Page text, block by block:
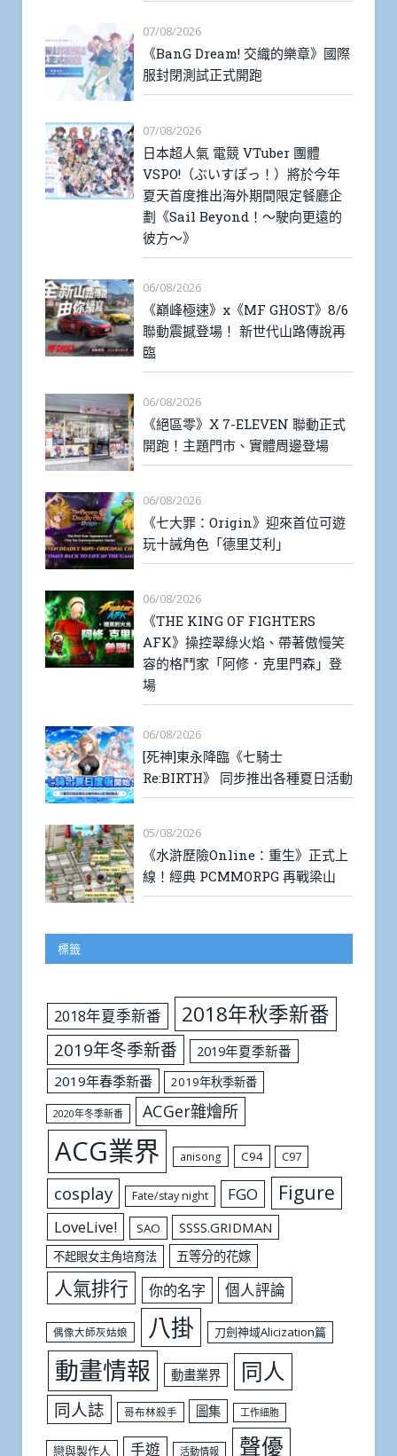
07/08/2026
《BanG Dream! 交織的樂章》國際
服封閉測試正式開跑
07/08/2026
日本超人氣 電競 VTuber 團體
VSPO!（ぶいすぽっ！）將於今年
夏天首度推出海外期間限定餐廳企
劃《Sail Beyond！～駛向更遠的
彼方～》
06/08/2026
《巔峰極速》x《MF GHOST》8/6
聯動震撼登場！ 新世代山路傳說再
臨
06/08/2026
《絕區零》X 7-ELEVEN 聯動正式
開跑！主題門市、實體周邊登場
06/08/2026
《七大罪：Origin》迎來首位可遊
玩十誡角色「德里艾利」
06/08/2026
《THE KING OF FIGHTERS
AFK》操控翠綠火焰、帶著傲慢笑
容的格鬥家「阿修．克里門森」登
場
06/08/2026
[死神]東永降臨《七騎士
Re:BIRTH》 同步推出各種夏日活動
05/08/2026
《水滸歷險Online：重生》正式上
線！經典 PCMMORPG 再戰梁山
標籤
2018年夏季新番 2018年秋季新番
2019年冬季新番
2019年夏季新番
2019年春季新番
2019年秋季新番
2020年冬季新番 ACGer雜燴所
ACG業界 anisong C94 C97
cosplay Fate/stay night FGO Figure
LoveLive! SAO SSSS.GRIDMAN
不起眼女主角培育法 五等分的花嫁
人氣排行 你的名字 個人評論
偶像大師灰姑娘 八掛 刀劍神域Alicization篇
動畫情報 動畫業界 同人
同人誌 哥布林殺手 圖集 工作細胞
戀與製作人 手遊 活動情報 聲優